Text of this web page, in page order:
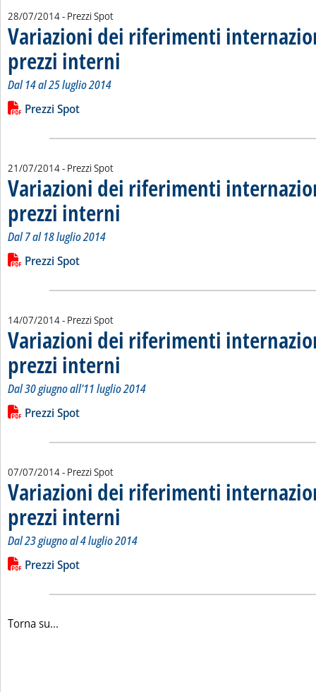
28/07/2014- Prezzi Spot
Variazioni dei riferimenti
prezzi interni
Dal 14 al 25 luglio 2014
Leggi tutta la notizia: 'Variazioni dei riferimenti
Lista allegati PDF alla notizia
Prezzi Spot
21/07/2014- Prezzi Spot
Variazioni dei riferimenti
prezzi interni
Dal 7 al 18 luglio 2014
Leggi tutta la notizia: 'Variazioni dei riferimenti
Lista allegati PDF alla notizia
Prezzi Spot
14/07/2014- Prezzi Spot
Variazioni dei riferimenti
prezzi interni
Dal 30 giugno all'11 luglio 2014
Leggi tutta la notizia: 'Variazioni dei riferimenti
Lista allegati PDF alla notizia
Prezzi Spot
07/07/2014- Prezzi Spot
Variazioni dei riferimenti
prezzi interni
Dal 23 giugno al 4 luglio 2014
Leggi tutta la notizia: 'Variazioni dei riferimenti
Lista allegati PDF alla notizia
Prezzi Spot
Torna su...